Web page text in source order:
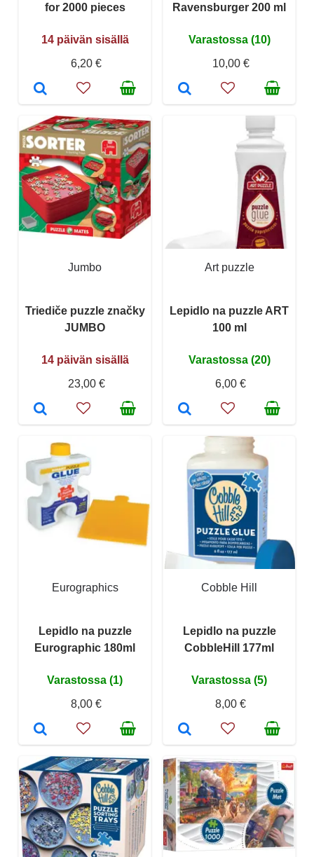
for 2000 pieces
14 päivän sisällä
6,20 €
Ravensburger 200 ml
Varastossa (10)
10,00 €
Jumbo
Triediče puzzle značky
JUMBO
14 päivän sisällä
23,00 €
Art puzzle
Lepidlo na puzzle ART
100 ml
Varastossa (20)
6,00 €
Eurographics
Lepidlo na puzzle
Eurographic 180ml
Varastossa (1)
8,00 €
Cobble Hill
Lepidlo na puzzle
CobbleHill 177ml
Varastossa (5)
8,00 €